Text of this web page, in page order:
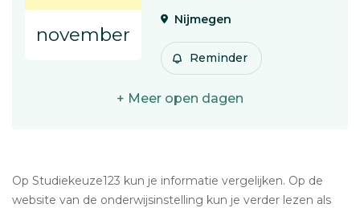
november
Nijmegen
Reminder
+ Meer open dagen
Op Studiekeuze123 kun je informatie vergelijken. Op de
website van de onderwijsinstelling kun je verder lezen als